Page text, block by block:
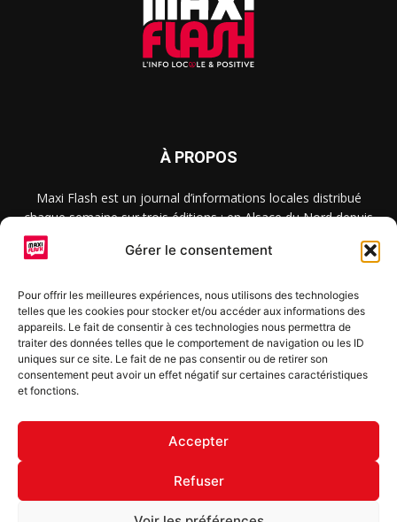
Gérer le consentement
Pour offrir les meilleures expériences, nous utilisons des technologies
telles que les cookies pour stocker et/ou accéder aux informations des
appareils. Le fait de consentir à ces technologies nous permettra de
traiter des données telles que le comportement de navigation ou les ID
uniques sur ce site. Le fait de ne pas consentir ou de retirer son
consentement peut avoir un effet négatif sur certaines caractéristiques
et fonctions.
Accepter
Refuser
À PROPOS
Maxi Flash est un journal d’informations locales distribué
chaque semaine sur trois éditions : en Alsace du Nord depuis
2015, dans les secteurs d’Obernai-Molsheim-Erstein depuis
2022, et à Colmar, Vignoble et Plaine depuis 2023.
SUIVEZ-NOUS
S'inscrire à la newsletter
© Copyright © 2022 Maxi Flash